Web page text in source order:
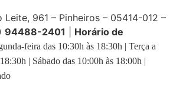
Leite, 961 – Pinheiros – 05414-012 –
94488-2401
Horário de
feira das 10:30h às 18:30h | Terça a
| Sábado das 10:00h às 18:00h |